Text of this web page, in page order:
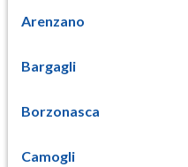
Arenzano
Bargagli
Borzonasca
Camogli